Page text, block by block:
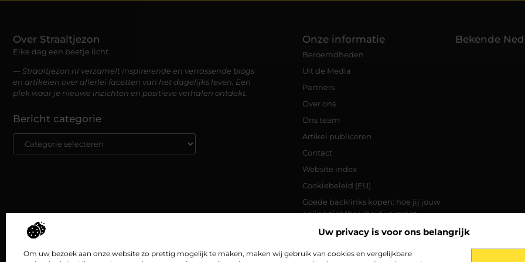
Uw privacy is voor ons belangrijk
Om uw bezoek aan onze website zo prettig mogelijk te maken, maken wij gebruik van cookies en vergelijkbare
Over Straaltjezon
Elke dag een beetje licht.
— Straaltjezon.nl verzamelt inspirerende en verrassende blogs
en artikelen over allerlei facetten van het dagelijks leven. Een
plek waar je nieuwe inzichten en positieve verhalen ontdekt.
Bericht categorie
Onze informatie
Beroemdheden
Uit de Media
Partners
Over ons
Ons team
Artikel publiceren
Contact
Website index
Cookiebeleid (EU)
Goede backlinks kopen: hoe jij jouw
online zichtbaarheid vergroot
Manieren om geld te verdienen met je
Bekende